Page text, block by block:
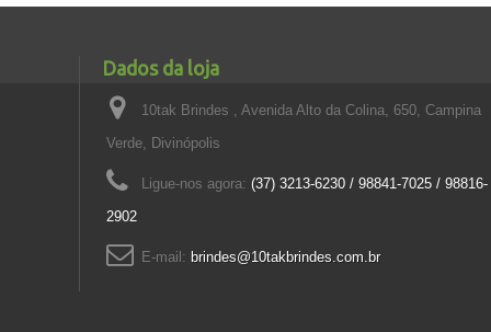
Dados da loja
10tak Brindes , Avenida Alto da Colina, 650, Campina
Verde, Divinópolis
Ligue-nos agora: (37) 3213-6230 / 98841-7025 / 98816-
2902
E-mail: brindes@10takbrindes.com.br